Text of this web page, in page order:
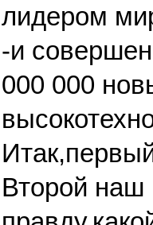
лидером
-и
000 000
Второй наш